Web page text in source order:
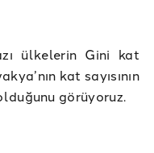
ülkelerin Gini kat
kat sayısının
görüyoruz.